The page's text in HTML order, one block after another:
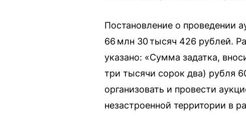
Постановление о проведении
66 млн 30 тысяч 426 рублей.
указано: «Сумма задатка,
три тысячи сорок два) рубля
организовать и провести
незастроенной территории в